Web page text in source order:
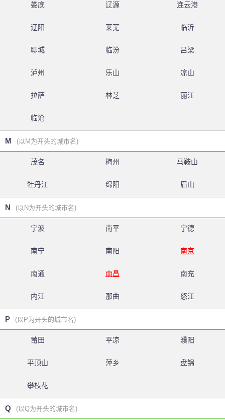
娄底 辽源 连云港
辽阳 莱芜 临沂
聊城 临汾 吕梁
泸州 乐山 凉山
拉萨 林芝 丽江
临沧
M (以M为开头的城市名)
茂名 梅州 马鞍山
牡丹江 绵阳 眉山
N (以N为开头的城市名)
宁波 南平 宁德
南宁 南阳 南京
南通 南昌 南充
内江 那曲 怒江
P (以P为开头的城市名)
莆田 平凉 濮阳
平顶山 萍乡 盘锦
攀枝花
Q (以Q为开头的城市名)